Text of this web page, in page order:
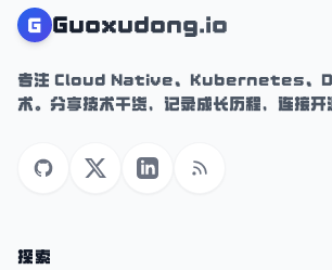
G Guoxudong.io
专注 Cloud Native、Kubernetes、
术。分享技术干货，记录成长历程，连接开
GitHubX (Twitter)
LinkedIn
RSS
探索